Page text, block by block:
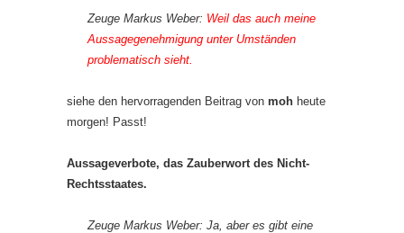
Zeuge Markus Weber: Weil das auch meine
Aussagegenehmigung unter Umständen
problematisch sieht.
siehe den hervorragenden Beitrag von moh heute
morgen! Passt!
Aussageverbote, das Zauberwort des Nicht-
Rechtsstaates.
Zeuge Markus Weber: Ja, aber es gibt eine